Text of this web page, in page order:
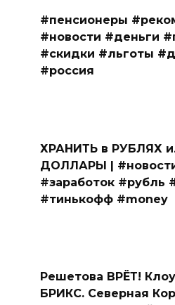
#пенсионеры
#новости #деньги
#скидки #льготы
#россия
ХРАНИТЬ в РУБЛЯХ
ДОЛЛАРЫ |
#заработок #рубль
#тинькофф #money
Решетова ВРЁТ!
БРИКС. Северная